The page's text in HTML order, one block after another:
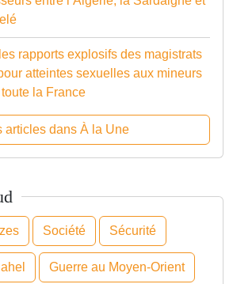
rapports explosifs des magistrats
atteintes sexuelles aux mineurs
la France
articles dans À la Une
Société Sécurité
Guerre au Moyen-Orient